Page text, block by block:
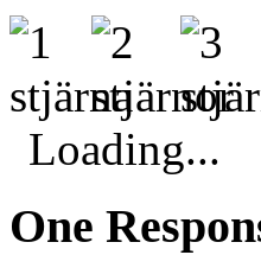
Loading...
One